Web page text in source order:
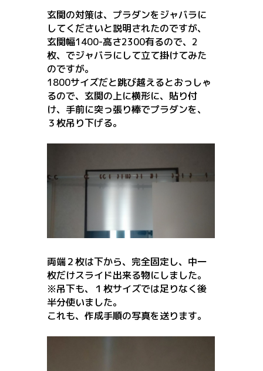
玄関の対策は、プラダンをジャバラに
してくださいと説明されたのですが、
玄関幅1400-高さ2300有るので、2
枚、でジャバラにして立て掛けてみた
のですが。
1800サイズだと跳び越えるとおっしゃ
るので、玄関の上に横形に、貼り付
け、 手前に突っ張り棒でプラダンを、
３枚吊り下げる。
両端２枚は下から、完全固定し、中一
枚だけスライド出来る物にしました。
※吊下も、１枚サイズでは足りなく後
半分使いました。
これも、作成手順の写真を送ります。